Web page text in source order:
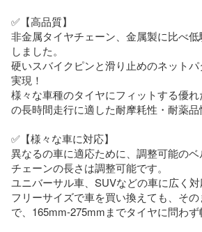
✅【高品質】
非金属タイヤチェーン、金属製に比べ
しました。
硬いスバイクピンと滑り止めのネット
実現！
様々な車種のタイヤにフィットする優
の長時間走行に適した耐摩耗性・耐薬品
✅【様々な車に対応】
異なるの車に適応ために、調整可能のベ
チェーンの長さは調整可能です。
ユニバーサル車、SUVなどの車に広く対
フリーサイズで車を買い換えても、そ
で、165mm-275mmまでタイヤに問わず